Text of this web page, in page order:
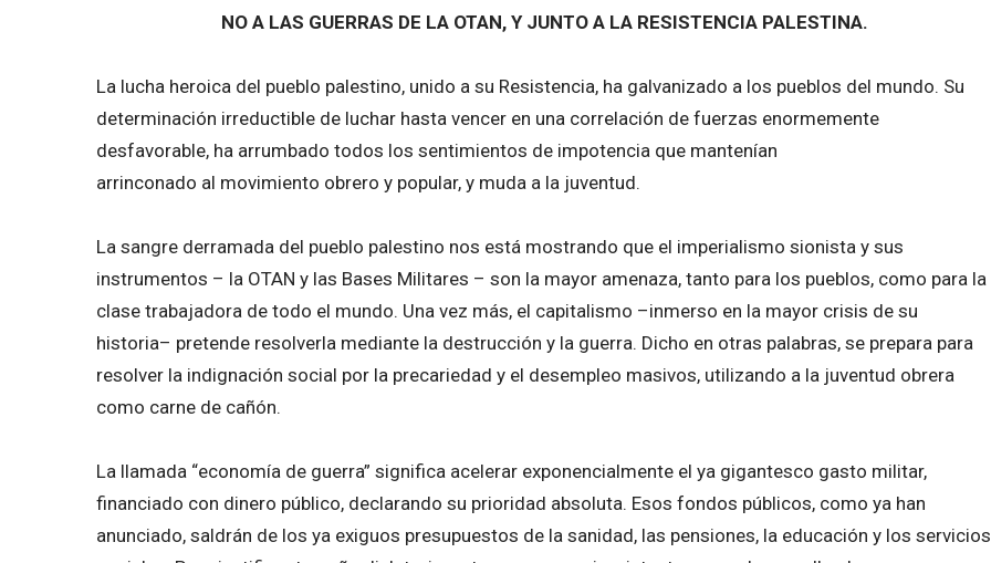
NO A LAS GUERRAS DE LA OTAN, Y JUNTO A LA RESISTENCIA PALESTINA.
La lucha heroica del pueblo palestino, unido a su Resistencia, ha galvanizado a los pueblos del mundo. Su
determinación irreductible de luchar hasta vencer en una correlación de fuerzas enormemente
desfavorable, ha arrumbado todos los sentimientos de impotencia que mantenían
arrinconado al movimiento obrero y popular, y muda a la juventud.
La sangre derramada del pueblo palestino nos está mostrando que el imperialismo sionista y sus
instrumentos – la OTAN y las Bases Militares – son la mayor amenaza, tanto para los pueblos, como para la
clase trabajadora de todo el mundo. Una vez más, el capitalismo –inmerso en la mayor crisis de su
historia– pretende resolverla mediante la destrucción y la guerra. Dicho en otras palabras, se prepara para
resolver la indignación social por la precariedad y el desempleo masivos, utilizando a la juventud obrera
como carne de cañón.
La llamada “economía de guerra” significa acelerar exponencialmente el ya gigantesco gasto militar,
financiado con dinero público, declarando su prioridad absoluta. Esos fondos públicos, como ya han
anunciado, saldrán de los ya exiguos presupuestos de la sanidad, las pensiones, la educación y los servicios